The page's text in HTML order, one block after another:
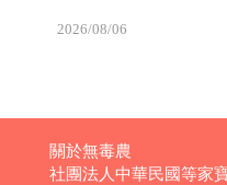
2026/08/06
關於無毒農
社團法人中華民國等家